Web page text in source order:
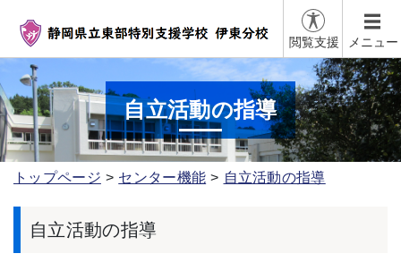
閲覧支援 メニュー
自立活動の指導
トップページ センター機能 自立活動の指導
自立活動の指導